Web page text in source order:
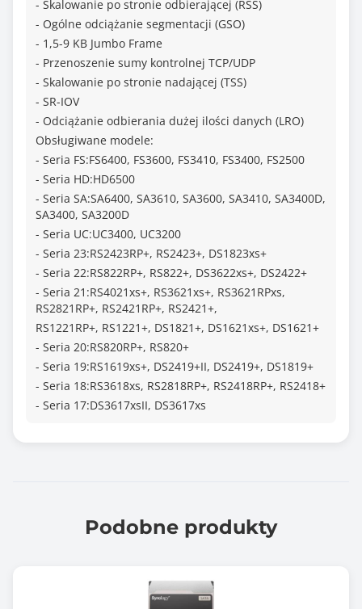
- Skalowanie po stronie odbierającej (RSS)
- Ogólne odciążanie segmentacji (GSO)
- 1,5-9 KB Jumbo Frame
- Przenoszenie sumy kontrolnej TCP/UDP
- Skalowanie po stronie nadającej (TSS)
- SR-IOV
- Odciążanie odbierania dużej ilości danych (LRO)
Obsługiwane modele:
- Seria FS:FS6400, FS3600, FS3410, FS3400, FS2500
- Seria HD:HD6500
- Seria SA:SA6400, SA3610, SA3600, SA3410, SA3400D,
SA3400, SA3200D
- Seria UC:UC3400, UC3200
- Seria 23:RS2423RP+, RS2423+, DS1823xs+
- Seria 22:RS822RP+, RS822+, DS3622xs+, DS2422+
- Seria 21:RS4021xs+, RS3621xs+, RS3621RPxs,
RS2821RP+, RS2421RP+, RS2421+,
RS1221RP+, RS1221+, DS1821+, DS1621xs+, DS1621+
- Seria 20:RS820RP+, RS820+
- Seria 19:RS1619xs+, DS2419+II, DS2419+, DS1819+
- Seria 18:RS3618xs, RS2818RP+, RS2418RP+, RS2418+
- Seria 17:DS3617xsII, DS3617xs
Podobne produkty